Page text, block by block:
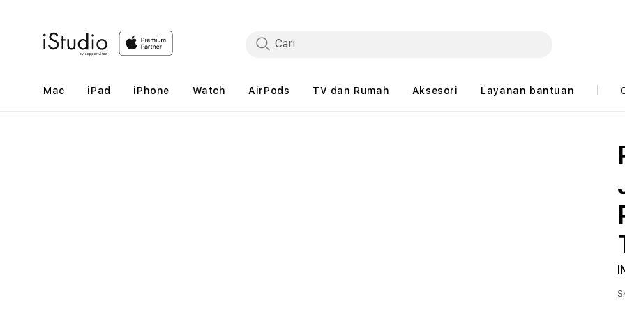
Mac iPad iPhone Watch AirPods TV dan Rumah Aksesori Layanan bantuan